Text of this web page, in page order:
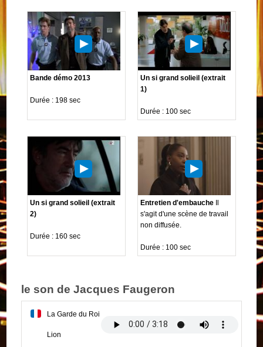
Bande démo 2013
Durée : 198 sec
Un si grand solieil (extrait
1)
Durée : 100 sec
Un si grand solieil (extrait
2)
Durée : 160 sec
Entretien d'embauche Il
s'agit d'une scène de travail
non diffusée.
Durée : 100 sec
le son de Jacques Faugeron
La Garde du Roi
Lion